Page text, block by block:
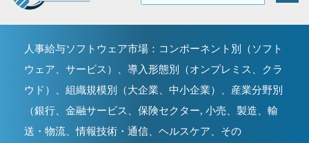
人事給与ソフトウェア市場：コンポーネント別（ソフト
ウェア、サービス）、導入形態別（オンプレミス、クラ
ウド）、組織規模別（大企業、中小企業）、産業分野別
（銀行、金融サービス、保険セクター, 小売、製造、輸
送・物流、情報技術・通信、ヘルスケア、その